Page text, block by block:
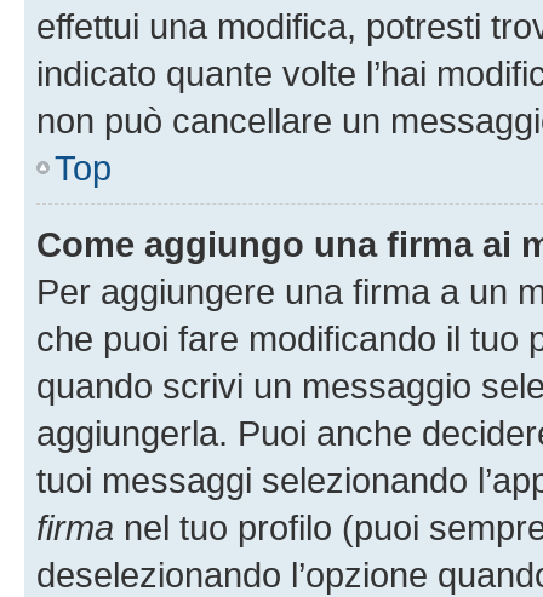
effettui una modifica, potresti
indicato quante volte l’hai
non può cancellare un
Top
Come aggiungo una firma ai
Per aggiungere una firma a un
che puoi fare modificando il tuo
quando scrivi un messaggio
aggiungerla. Puoi anche
tuoi messaggi selezionando
firma nel tuo profilo (puoi
deselezionando l’opzione